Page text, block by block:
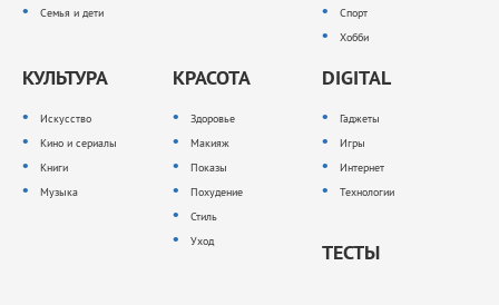
Семья и дети
Спорт
Хобби
КУЛЬТУРА
Искусство
Кино и сериалы
Книги
Музыка
КРАСОТА
Здоровье
Макияж
Показы
Похудение
Стиль
Уход
DIGITAL
Гаджеты
Игры
Интернет
Технологии
ТЕСТЫ